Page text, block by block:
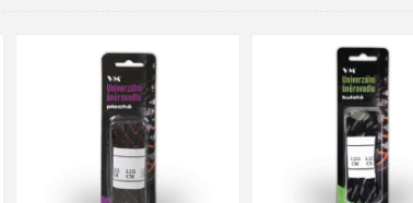
37 39
47